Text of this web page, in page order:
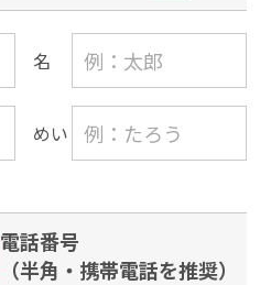
名
めい
電話番号
（半角・携帯電話を推奨）